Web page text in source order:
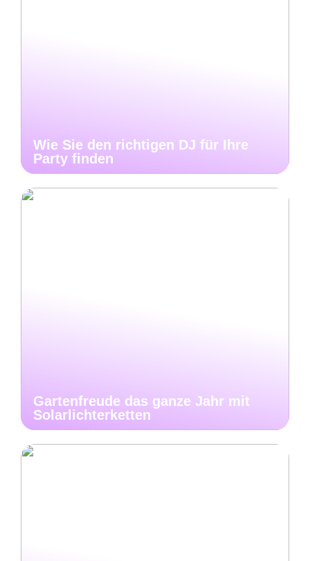
Wie Sie den richtigen DJ für Ihre
Party finden
Gartenfreude das ganze Jahr mit
Solarlichterketten